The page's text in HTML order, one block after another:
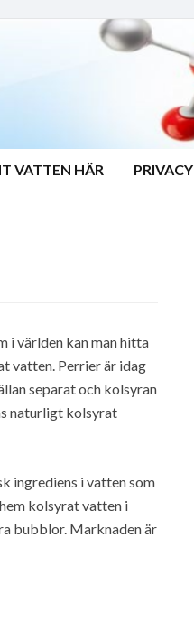
VATTEN HÄR PRIVACY
i världen kan man hitta
vatten. Perrier är idag
separat och kolsyran
naturligt kolsyrat
ingrediens i vatten som
kolsyrat vatten i
bubblor. Marknaden är